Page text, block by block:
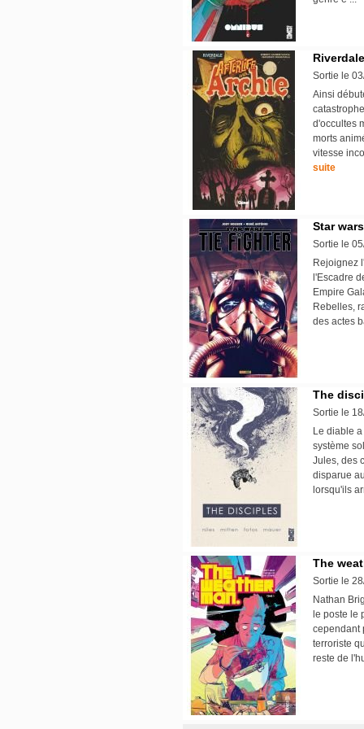
Sortie le
Ainsi
d'occultes
morts
vitesse
suite
Star
Sortie le
Rejoignez
l'Escadre
Empire
Rebelles,
des actes
The
Sortie le
Le diable
système
Jules, des
disparue
lorsqu'ils
The
Sortie le
Nathan
le poste le
cependant
terroriste
reste de